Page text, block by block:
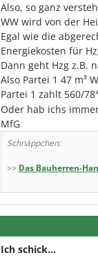
Also, so ganz
WW wird von der
Egal wie die
Energiekosten für
Dann geht Hzg z.B.
Also Partei 1 47 m³
Partei 1 zahlt 560/
Oder hab ichs
MfG
Schnäppchen:
>> Das Bauherren-
Ich schick...